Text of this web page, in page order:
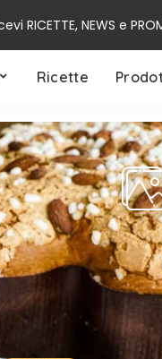
RICETTE, NEWS e
Ricette